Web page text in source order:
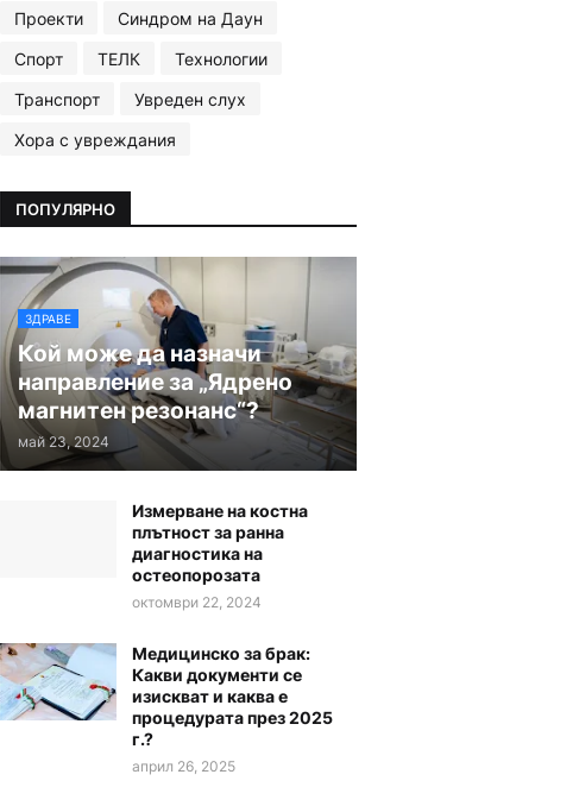
Проекти
Синдром на Даун
Спорт
ТЕЛК
Технологии
Транспорт
Увреден слух
Хора с увреждания
ПОПУЛЯРНО
ЗДРАВЕ
Кой може да назначи
направление за „Ядрено
магнитен резонанс“?
май 23, 2024
Измерване на костна
плътност за ранна
диагностика на
остеопорозата
октомври 22, 2024
Медицинско за брак:
Какви документи се
изискват и каква е
процедурата през 2025
г.?
април 26, 2025